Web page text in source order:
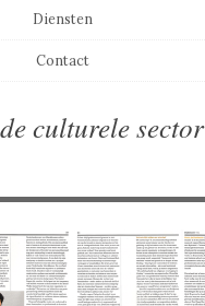
Diensten
Contact
culturele sector